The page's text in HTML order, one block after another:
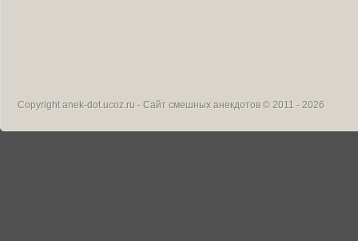
Copyrightanek-dot.ucoz.ru - Сайт смешных анекдотов © 2011 - 2026